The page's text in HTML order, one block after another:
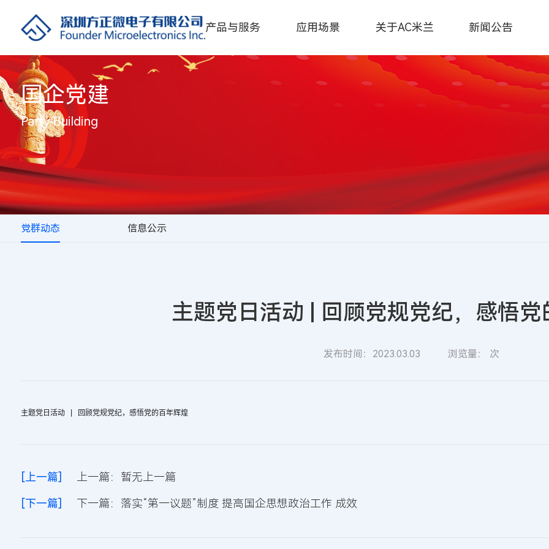
产品与服务 应用场景 关于AC米兰 新闻公告
国企党建
Party Building
党群动态 信息公示
主题党日活动 | 回顾党规党纪，感悟
发布时间：2023.03.03 浏览量： 次
主题党日活动 | 回顾党规党纪，感悟党的百年辉煌
[上一篇] 上一篇：暂无上一篇
[下一篇] 下一篇：落实“第一议题”制度 提高国企思想政治工作 成效